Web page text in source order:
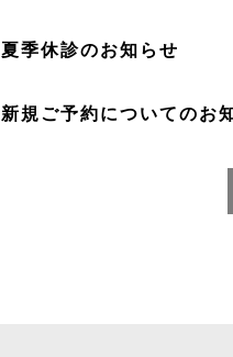
夏季休診のお知らせ
新規ご予約についてのお